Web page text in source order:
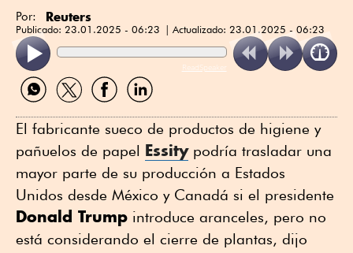
Por: Reuters
Publicado: 23.01.2025 - 06:23 Actualizado: 23.01.2025 - 06:23
ReadSpeaker
Compartir
por
Compartir
por
Compartir
por
Compartir
por
El fabricante sueco de productos de higiene y
pañuelos de papel Essitypodría trasladar una
mayor parte de su producción a Estados
Unidos desde México y Canadá si el presidente
Donald Trump introduce aranceles, pero no
está considerando el cierre de plantas, dijo